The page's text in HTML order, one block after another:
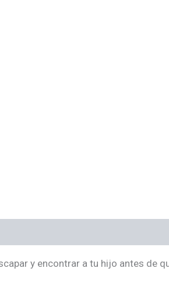
y encontrar a tu hijo antes de